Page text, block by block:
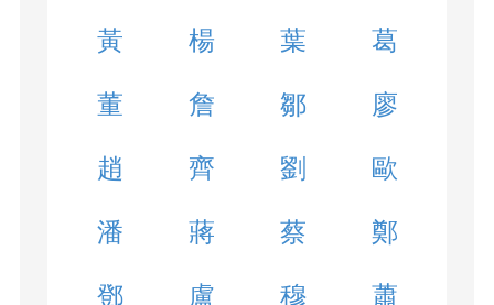
黃 楊 葉 葛
董 詹 鄒 廖
趙 齊 劉 歐
潘 蔣 蔡 鄭
鄧 盧 穆 蕭